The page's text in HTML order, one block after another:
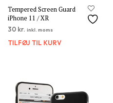
Tempered Screen Guard
iPhone 11 / XR
30 kr. inkl. moms
TILFØJ TIL KURV